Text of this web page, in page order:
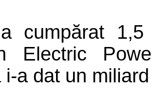
cumpărat
Electric
i-a dat un